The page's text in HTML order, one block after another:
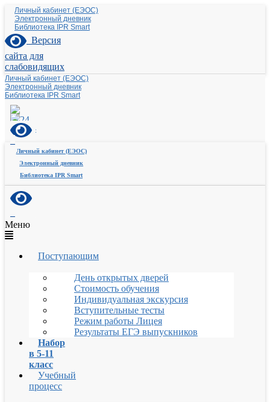
Личный кабинет (ЕЭОС)
Электронный дневник
Библиотека IPR Smart
Версия
сайта для
слабовидящих
Личный кабинет (ЕЭОС)
Электронный дневник
Библиотека IPR Smart
Личный кабинет (ЕЭОС)
Электронный дневник
Библиотека IPR Smart
Меню
Поступающим
День открытых дверей
Стоимость обучения
Индивидуальная экскурсия
Вступительные тесты
Режим работы Лицея
Результаты ЕГЭ выпускников
Набор
в 5-11
класс
Учебный
процесс